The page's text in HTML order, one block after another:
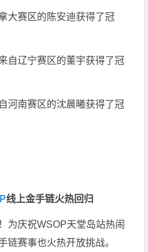
大赛区的陈安迪获得了冠
自辽宁赛区的董宇获得了冠
河南赛区的沈晨曦获得了冠
线上金手链火热回归
为庆祝WSOP天堂岛站热闹
链赛事也火热开放挑战。